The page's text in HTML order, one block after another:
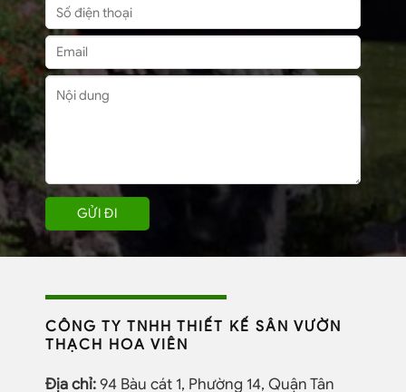
CÔNG TY TNHH THIẾT KẾ SÂN VƯỜN
THẠCH HOA VIÊN
Địa chỉ:94 Bàu cát 1, Phường 14, Quận Tân